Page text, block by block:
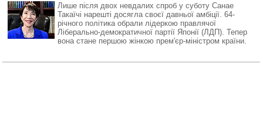
Лише після двох невдалих спроб у суботу Санае
Такаїчі нарешті досягла своєї давньої амбіції. 64-
річного політика обрали лідеркою правлячої
Ліберально-демократичної партії Японії (ЛДП). Тепер
вона стане першою жінкою прем'єр-міністром країни.